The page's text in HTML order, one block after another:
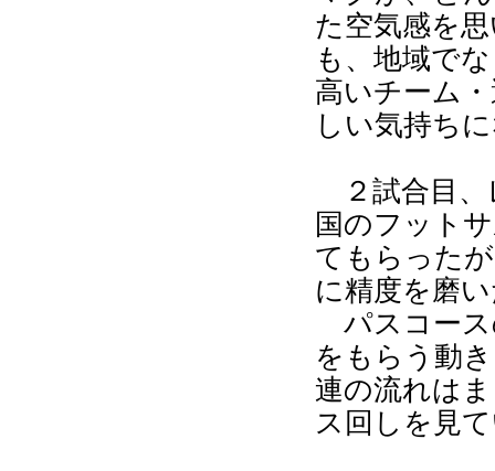
た空気感を
も、地域で
高いチーム
しい気持ち
２試合目、
国のフット
てもらった
に精度を磨
パスコース
をもらう動
連の流れは
ス回しを見